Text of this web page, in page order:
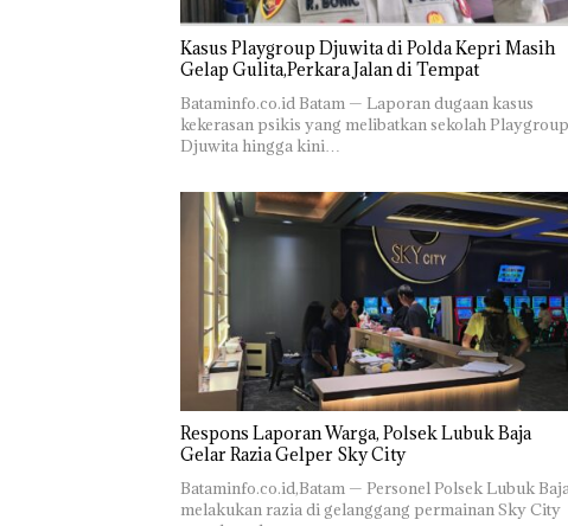
Kasus Playgroup Djuwita di Polda Kepri Masih
Gelap Gulita,Perkara Jalan di Tempat
Bataminfo.co.id Batam — Laporan dugaan kasus
kekerasan psikis yang melibatkan sekolah Playgroup
Djuwita hingga kini…
Respons Laporan Warga, Polsek Lubuk Baja
Gelar Razia Gelper Sky City
Bataminfo.co.id,Batam — Personel Polsek Lubuk
melakukan razia di gelanggang permainan Sky City